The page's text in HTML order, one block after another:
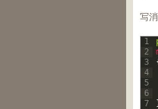
写
1
2
3
4
5
6
7